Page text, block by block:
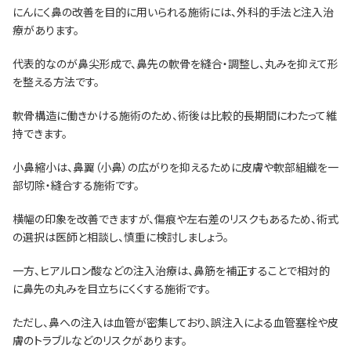
にんにく鼻の改善を目的に用いられる施術には、外科的手法と注入治
療があります。
代表的なのが鼻尖形成で、鼻先の軟骨を縫合・調整し、丸みを抑えて形
を整える方法です。
軟骨構造に働きかける施術のため、術後は比較的長期間にわたって維
持できます。
小鼻縮小は、鼻翼（小鼻）の広がりを抑えるために皮膚や軟部組織を一
部切除・縫合する施術です。
横幅の印象を改善できますが、傷痕や左右差のリスクもあるため、術式
の選択は医師と相談し、慎重に検討しましょう。
一方、ヒアルロン酸などの注入治療は、鼻筋を補正することで相対的
に鼻先の丸みを目立ちにくくする施術です。
ただし、鼻への注入は血管が密集しており、誤注入による血管塞栓や皮
膚のトラブルなどのリスクがあります。